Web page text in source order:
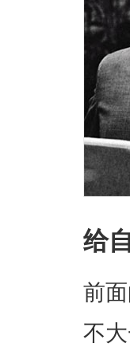
给
前
不